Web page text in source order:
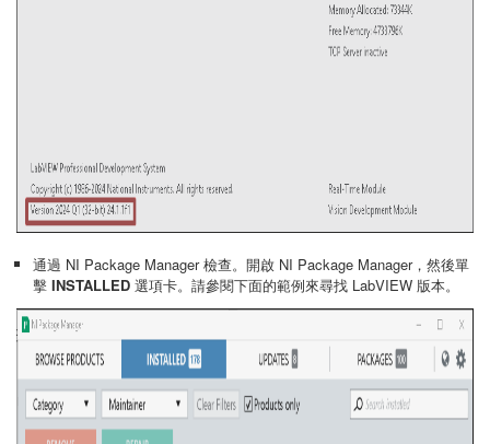
通過 NI Package Manager 檢查。開啟 NI Package Manager，然後單
擊 INSTALLED 選項卡。請參閱下面的範例來尋找 LabVIEW 版本。